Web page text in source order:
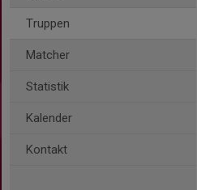
Truppen
Matcher
Statistik
Kalender
Kontakt